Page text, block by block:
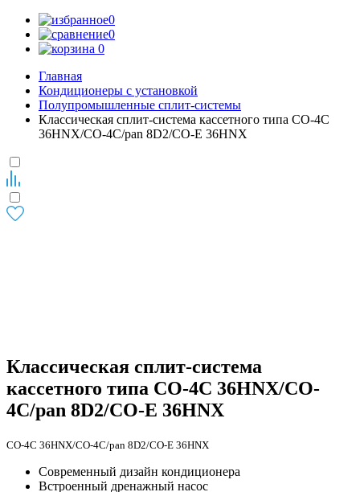
0
0
0
Главная
Кондиционеры с установкой
Полупромышленные сплит-системы
Классическая сплит-система кассетного типа CO-4C
36HNX/CO-4C/pan 8D2/CO-E 36HNX
Классическая сплит-система
кассетного типа CO-4C 36HNX/CO-
4C/pan 8D2/CO-E 36HNX
CO-4C 36HNX/CO-4C/pan 8D2/CO-E 36HNX
Современный дизайн кондиционера
Встроенный дренажный насос